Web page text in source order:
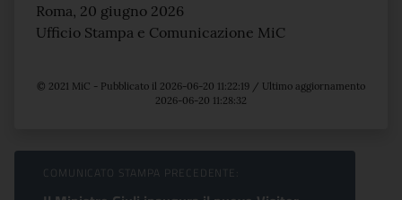
Roma, 20 giugno 2026
Ufficio Stampa e Comunicazione MiC
© 2021 MiC - Pubblicato il 2026-06-20 11:22:19 / Ultimo aggiornamento
2026-06-20 11:28:32
Sfoglia comunicati
COMUNICATO STAMPA PRECEDENTE: